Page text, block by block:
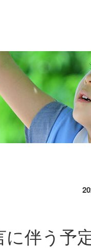
に伴う予